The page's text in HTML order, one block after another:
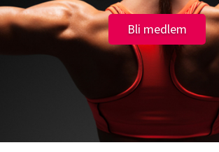
Bli medlem